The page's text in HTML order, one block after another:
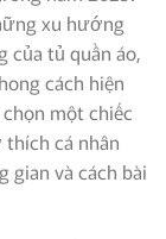
xu hướng
của tủ quần áo,
cách hiện
một chiếc
cá nhân
gian và cách bài